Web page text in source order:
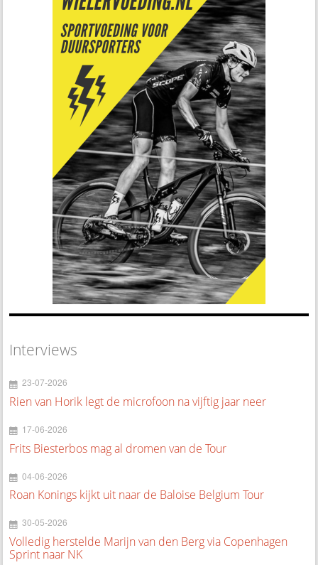
Interviews
23-07-2026
Rien van Horik legt de microfoon na vijftig jaar neer
17-06-2026
Frits Biesterbos mag al dromen van de Tour
04-06-2026
Roan Konings kijkt uit naar de Baloise Belgium Tour
30-05-2026
Volledig herstelde Marijn van den Berg via Copenhagen
Sprint naar NK